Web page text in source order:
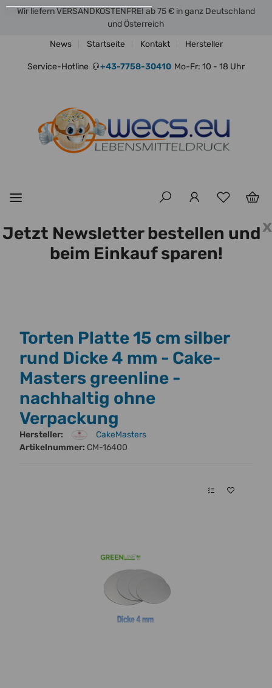
Wir liefern VERSANDKOSTENFREI ab 75 € in ganz Deutschland
und Österreich
News
Startseite Kontakt Hersteller
Service-Hotline +43-7758-30410 Mo-Fr: 10 - 18 Uhr
x
Jetzt Newsletter bestellen und
beim Einkauf sparen!
Torten Platte 15 cm silber
rund Dicke 4 mm - Cake-
Masters greenline -
nachhaltig ohne
Verpackung
Hersteller:
CakeMasters
Artikelnummer: CM-16400